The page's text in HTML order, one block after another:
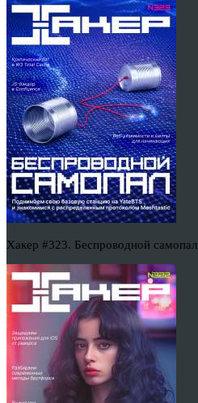
Хакер #323. Беспроводной самопал